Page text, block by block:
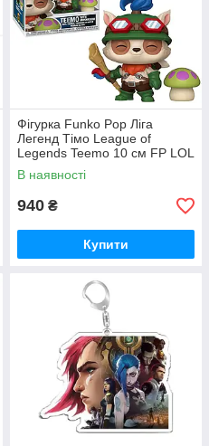
Фігурка Funko Pop Ліга
Легенд Тімо League of
Legends Teemo 10 см FP LOL
T 1138
В наявності
940 ₴
Купити